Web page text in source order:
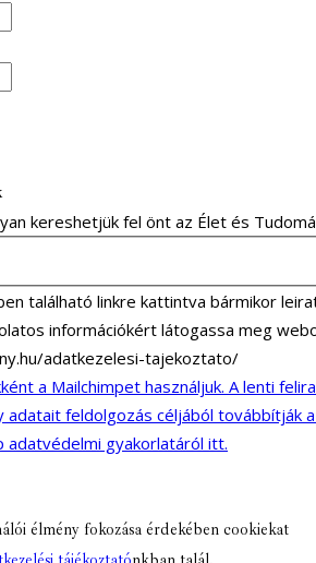
kereshetjük fel önt az Élet és
található linkre kattintva bármikor
információkért látogassa meg
adatkezelesi-tajekoztato/
a Mailchimpet használjuk. A lenti
adatait feldolgozás céljából továbbítják
adatvédelmi gyakorlatáról itt.
élmény fokozása érdekében cookiekat